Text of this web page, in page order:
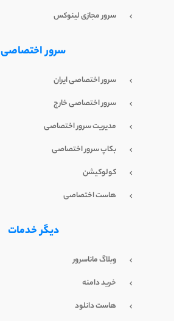
سرور مجازی لینوکس
سرور اختصاصی
سرور اختصاصی ایران
سرور اختصاصی خارج
مدیریت سرور اختصاصی
بکاپ سرور اختصاصی
کولوکیشن
هاست اختصاصی
دیگر خدمات
وبلاگ ماناسرور
خرید دامنه
هاست دانلود